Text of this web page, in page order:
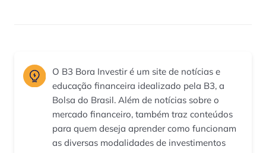
O B3 Bora Investir é um site de notícias e
educação financeira idealizado pela B3, a
Bolsa do Brasil. Além de notícias sobre o
mercado financeiro, também traz conteúdos
para quem deseja aprender como funcionam
as diversas modalidades de investimentos